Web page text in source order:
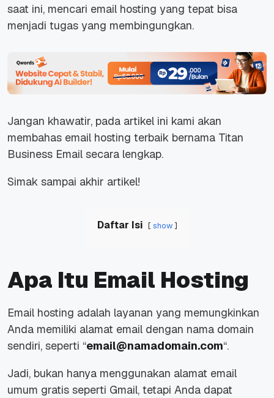
saat ini, mencari email hosting yang tepat bisa
menjadi tugas yang membingungkan.
Jangan khawatir, pada artikel ini kami akan
membahas email hosting terbaik bernama Titan
Business Email secara lengkap.
Simak sampai akhir artikel!
Daftar Isi show
Apa Itu Email Hosting
Email hosting adalah layanan yang memungkinkan
Anda memiliki alamat email dengan nama domain
sendiri, seperti “email@namadomain.com“.
Jadi, bukan hanya menggunakan alamat email
umum gratis seperti Gmail, tetapi Anda dapat